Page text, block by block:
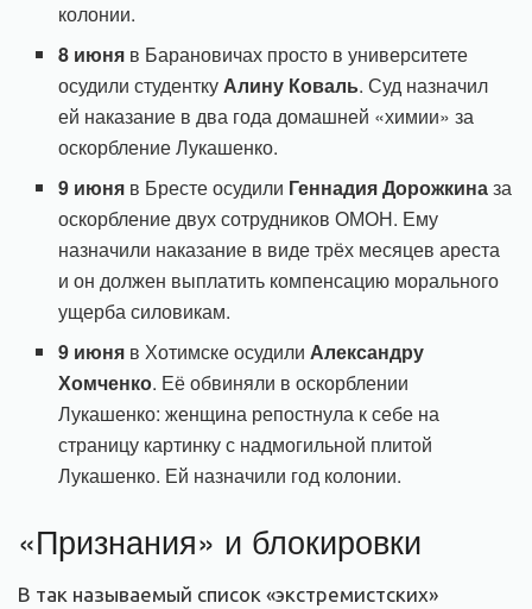
колонии.
8 июня в Барановичах просто в университете
осудили студенткуАлину Коваль. Суд назначил
ей наказание в два года домашней «химии» за
оскорбление Лукашенко.
9 июня в Бресте осудили Геннадия Дорожкиназа
оскорбление двух сотрудников ОМОН. Ему
назначили наказание в виде трёх месяцев ареста
и он должен выплатить компенсацию морального
ущерба силовикам.
9 июня в Хотимске осудилиАлександру
Хомченко. Её обвиняли в оскорблении
Лукашенко: женщина репостнула к себе на
страницу картинку с надмогильной плитой
Лукашенко. Ей назначили год колонии.
«Признания» и блокировки
В так называемый список «экстремистских»